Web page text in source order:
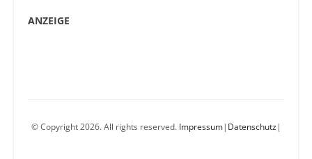
ANZEIGE
© Copyright 2026. All rights reserved. Impressum| Datenschutz|